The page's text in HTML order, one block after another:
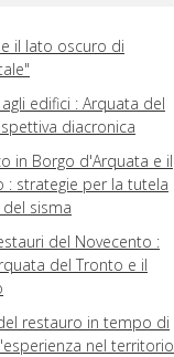
il lato oscuro di
edifici : Arquata del
diacronica
in Borgo d'Arquata e il
: strategie per la tutela
sisma
del Novecento :
del Tronto e il
restauro in tempo di
nel territorio